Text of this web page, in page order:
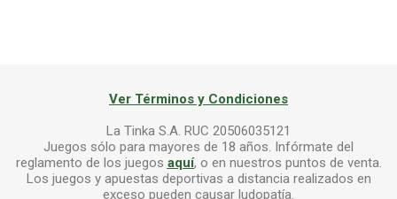
Ver Términos y Condiciones
La Tinka S.A. RUC 20506035121
Juegos sólo para mayores de 18 años. Infórmate del
reglamento de los juegos aquí, o en nuestros puntos de venta.
Los juegos y apuestas deportivas a distancia realizados en
exceso pueden causar ludopatía.